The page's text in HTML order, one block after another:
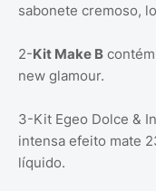
sabonete cremoso,
2-Kit Make B
new glamour.
3-Kit Egeo Dolce &
intensa efeito mate
líquido.